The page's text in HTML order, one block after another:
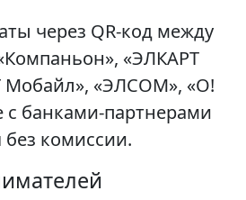
через QR-код между
«ЭЛКАРТ
Мобайл», «ЭЛСОМ», «О!
с банками-партнерами
комиссии.